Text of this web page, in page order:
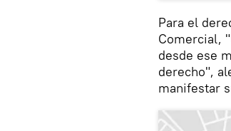
Para el
Comercial,
desde ese
derecho",
manifestar